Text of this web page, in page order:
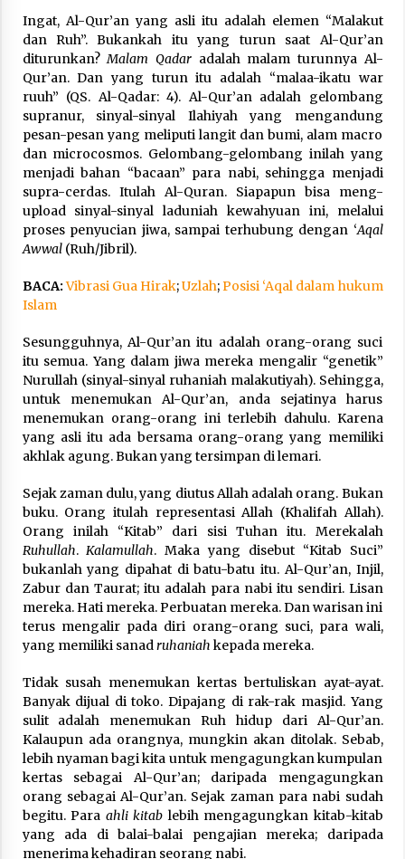
Ingat, Al-Qur’an yang asli itu adalah elemen “Malakut
dan Ruh”. Bukankah itu yang turun saat Al-Qur’an
diturunkan?Malam Qadaradalah malam turunnya Al-
Qur’an. Dan yang turun itu adalah “malaa-ikatu war
ruuh” (QS. Al-Qadar: 4). Al-Qur’an adalah gelombang
supranur, sinyal-sinyal Ilahiyah yang mengandung
pesan-pesan yang meliputi langit dan bumi, alam macro
dan microcosmos. Gelombang-gelombang inilah yang
menjadi bahan “bacaan” para nabi, sehingga menjadi
supra-cerdas. Itulah Al-Quran. Siapapun bisa meng-
upload sinyal-sinyal laduniah kewahyuan ini, melalui
proses penyucian jiwa, sampai terhubung dengan ‘Aqal
Awwal(Ruh/Jibril).
BACA: Vibrasi Gua Hirak;Uzlah;Posisi ‘Aqal dalam hukum
Islam
Sesungguhnya, Al-Qur’an itu adalah orang-orang suci
itu semua. Yang dalam jiwa mereka mengalir “genetik”
Nurullah (sinyal-sinyal ruhaniah malakutiyah). Sehingga,
untuk menemukan Al-Qur’an, anda sejatinya harus
menemukan orang-orang ini terlebih dahulu. Karena
yang asli itu ada bersama orang-orang yang memiliki
akhlak agung. Bukan yang tersimpan di lemari.
Sejak zaman dulu, yang diutus Allah adalah orang. Bukan
buku. Orang itulah representasi Allah (Khalifah Allah).
Orang inilah “Kitab” dari sisi Tuhan itu. Merekalah
Ruhullah.Kalamullah. Maka yang disebut “Kitab Suci”
bukanlah yang dipahat di batu-batu itu. Al-Qur’an, Injil,
Zabur dan Taurat; itu adalah para nabi itu sendiri. Lisan
mereka. Hati mereka. Perbuatan mereka. Dan warisan ini
terus mengalir pada diri orang-orang suci, para wali,
yang memiliki sanadruhaniah kepada mereka.
Tidak susah menemukan kertas bertuliskan ayat-ayat.
Banyak dijual di toko. Dipajang di rak-rak masjid. Yang
sulit adalah menemukan Ruh hidup dari Al-Qur’an.
Kalaupun ada orangnya, mungkin akan ditolak. Sebab,
lebih nyaman bagi kita untuk mengagungkan kumpulan
kertas sebagai Al-Qur’an; daripada mengagungkan
orang sebagai Al-Qur’an. Sejak zaman para nabi sudah
begitu. Para ahli kitab lebih mengagungkan kitab-kitab
yang ada di balai-balai pengajian mereka; daripada
menerima kehadiran seorang nabi.